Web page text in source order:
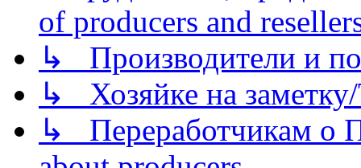
of producers and
↳ Производители и
↳ Хозяйке на
↳ Переработчикам о